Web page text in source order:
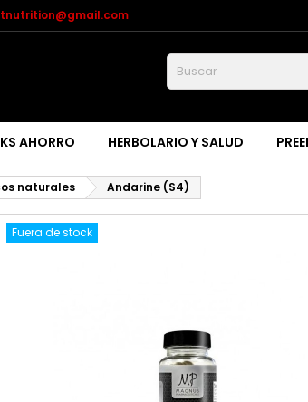
Buscar
AHORRO HERBOLARIO Y SALUD
naturales Andarine (S4)
Fuera de stock